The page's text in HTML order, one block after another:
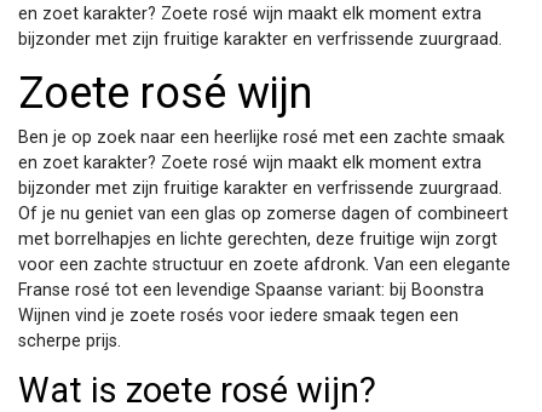
en zoet karakter? Zoete rosé wijn maakt elk moment extra
bijzonder met zijn fruitige karakter en verfrissende zuurgraad.
Zoete rosé wijn
Ben je op zoek naar een heerlijke rosé met een zachte smaak
en zoet karakter? Zoete rosé wijn maakt elk moment extra
bijzonder met zijn fruitige karakter en verfrissende zuurgraad.
Of je nu geniet van een glas op zomerse dagen of combineert
met borrelhapjes en lichte gerechten, deze fruitige wijn zorgt
voor een zachte structuur en zoete afdronk. Van een elegante
Franse rosé tot een levendige Spaanse variant: bij Boonstra
Wijnen vind je zoete rosés voor iedere smaak tegen een
scherpe prijs.
Wat is zoete rosé wijn?